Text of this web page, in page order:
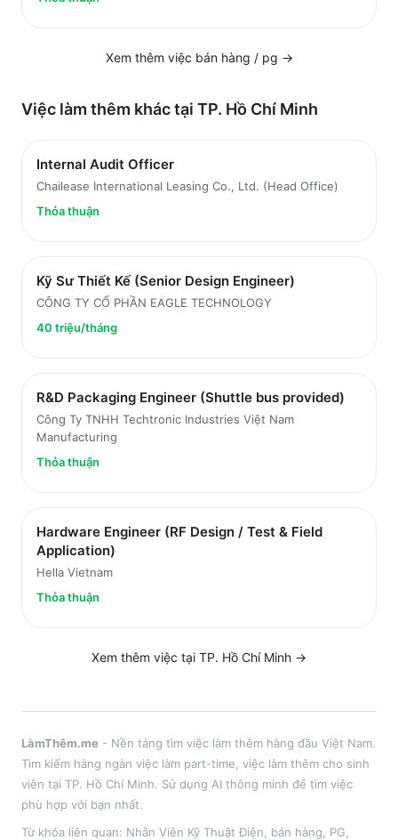
Xem thêm việc bán hàng / pg →
Việc làm thêm khác tại TP. Hồ Chí Minh
Internal Audit Officer
Chailease International Leasing Co., Ltd. (Head Office)
Thỏa thuận
Kỹ Sư Thiết Kế (Senior Design Engineer)
CÔNG TY CỔ PHẦN EAGLE TECHNOLOGY
40 triệu/tháng
R&D Packaging Engineer (Shuttle bus provided)
Công Ty TNHH Techtronic Industries Việt Nam
Manufacturing
Thỏa thuận
Hardware Engineer (RF Design / Test & Field
Application)
Hella Vietnam
Thỏa thuận
Xem thêm việc tại TP. Hồ Chí Minh →
LàmThêm.me - Nền tảng tìm việc làm thêm hàng đầu Việt Nam.
Tìm kiếm hàng ngàn việc làm part-time, việc làm thêm cho sinh
viên tại TP. Hồ Chí Minh. Sử dụng AI thông minh để tìm việc
phù hợp với bạn nhất.
Từ khóa liên quan: Nhân Viên Kỹ Thuật Điện
bán hàng, PG,